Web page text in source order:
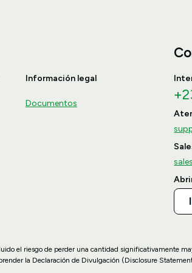
Información legal
Documentos
el riesgo de perder una cantidad significativamente
la Declaración de Divulgación (Disclosure